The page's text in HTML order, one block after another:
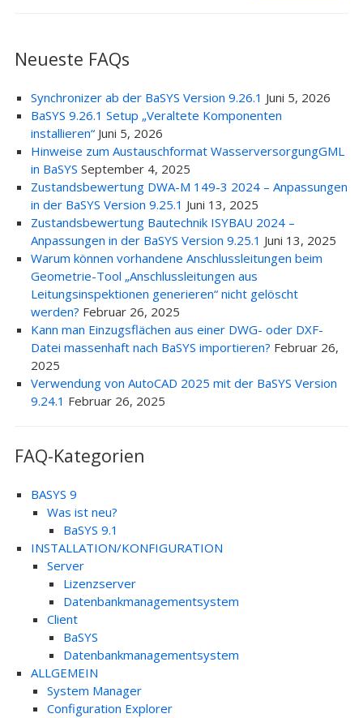
Neueste FAQs
Synchronizer ab der BaSYS Version 9.26.1 Juni 5, 2026
BaSYS 9.26.1 Setup „Veraltete Komponenten
installieren“ Juni 5, 2026
Hinweise zum Austauschformat WasserversorgungGML
in BaSYS September 4, 2025
Zustandsbewertung DWA-M 149-3 2024 – Anpassungen
in der BaSYS Version 9.25.1 Juni 13, 2025
Zustandsbewertung Bautechnik ISYBAU 2024 –
Anpassungen in der BaSYS Version 9.25.1 Juni 13, 2025
Warum können vorhandene Anschlussleitungen beim
Geometrie-Tool „Anschlussleitungen aus
Leitungsinspektionen generieren“ nicht gelöscht
werden? Februar 26, 2025
Kann man Einzugsflächen aus einer DWG- oder DXF-
Datei massenhaft nach BaSYS importieren? Februar 26,
2025
Verwendung von AutoCAD 2025 mit der BaSYS Version
9.24.1 Februar 26, 2025
FAQ-Kategorien
BASYS 9
Was ist neu?
BaSYS 9.1
INSTALLATION/KONFIGURATION
Server
Lizenzserver
Datenbankmanagementsystem
Client
BaSYS
Datenbankmanagementsystem
ALLGEMEIN
System Manager
Configuration Explorer